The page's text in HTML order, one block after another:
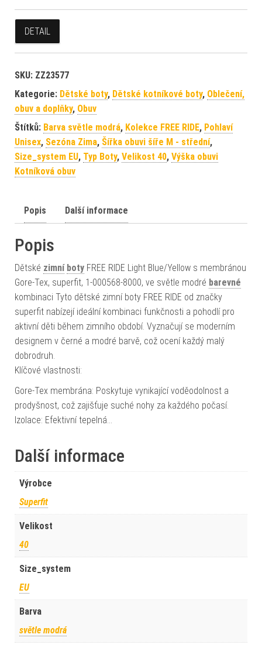
DETAIL
SKU: ZZ23577
Kategorie: Dětské boty, Dětské kotníkové boty, Oblečení,
obuv a doplňky, Obuv
Štítků: Barva světle modrá, Kolekce FREE RIDE, Pohlaví
Unisex, Sezóna Zima, Šířka obuvi šíře M - střední,
Size_system EU, Typ Boty, Velikost 40, Výška obuvi
Kotníková obuv
Popis Další informace
Popis
Dětské zimní boty FREE RIDE Light Blue/Yellow s membránou
Gore-Tex, superfit, 1-000568-8000, ve světle modré barevné
kombinaci Tyto dětské zimní boty FREE RIDE od značky
superfit nabízejí ideální kombinaci funkčnosti a pohodlí pro
aktivní děti během zimního období. Vyznačují se moderním
designem v černé a modré barvě, což ocení každý malý
dobrodruh.
Klíčové vlastnosti:
Gore-Tex membrána: Poskytuje vynikající voděodolnost a
prodyšnost, což zajišťuje suché nohy za každého počasí.
Izolace: Efektivní tepelná…
Další informace
Výrobce
Superfit
Velikost
40
Size_system
EU
Barva
světle modrá